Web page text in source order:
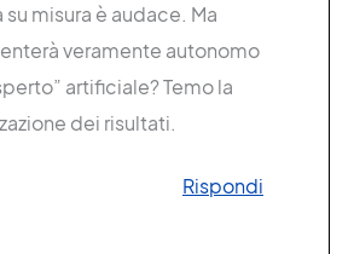
misura è audace. Ma
veramente autonomo
artificiale? Temo la
dei risultati.
Rispondi